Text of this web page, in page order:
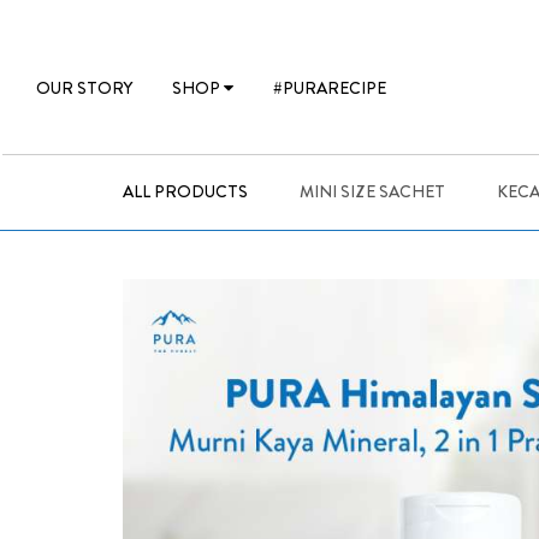
OUR STORY SHOP #PURARECIPE
ALL PRODUCTS MINI SIZE SACHET